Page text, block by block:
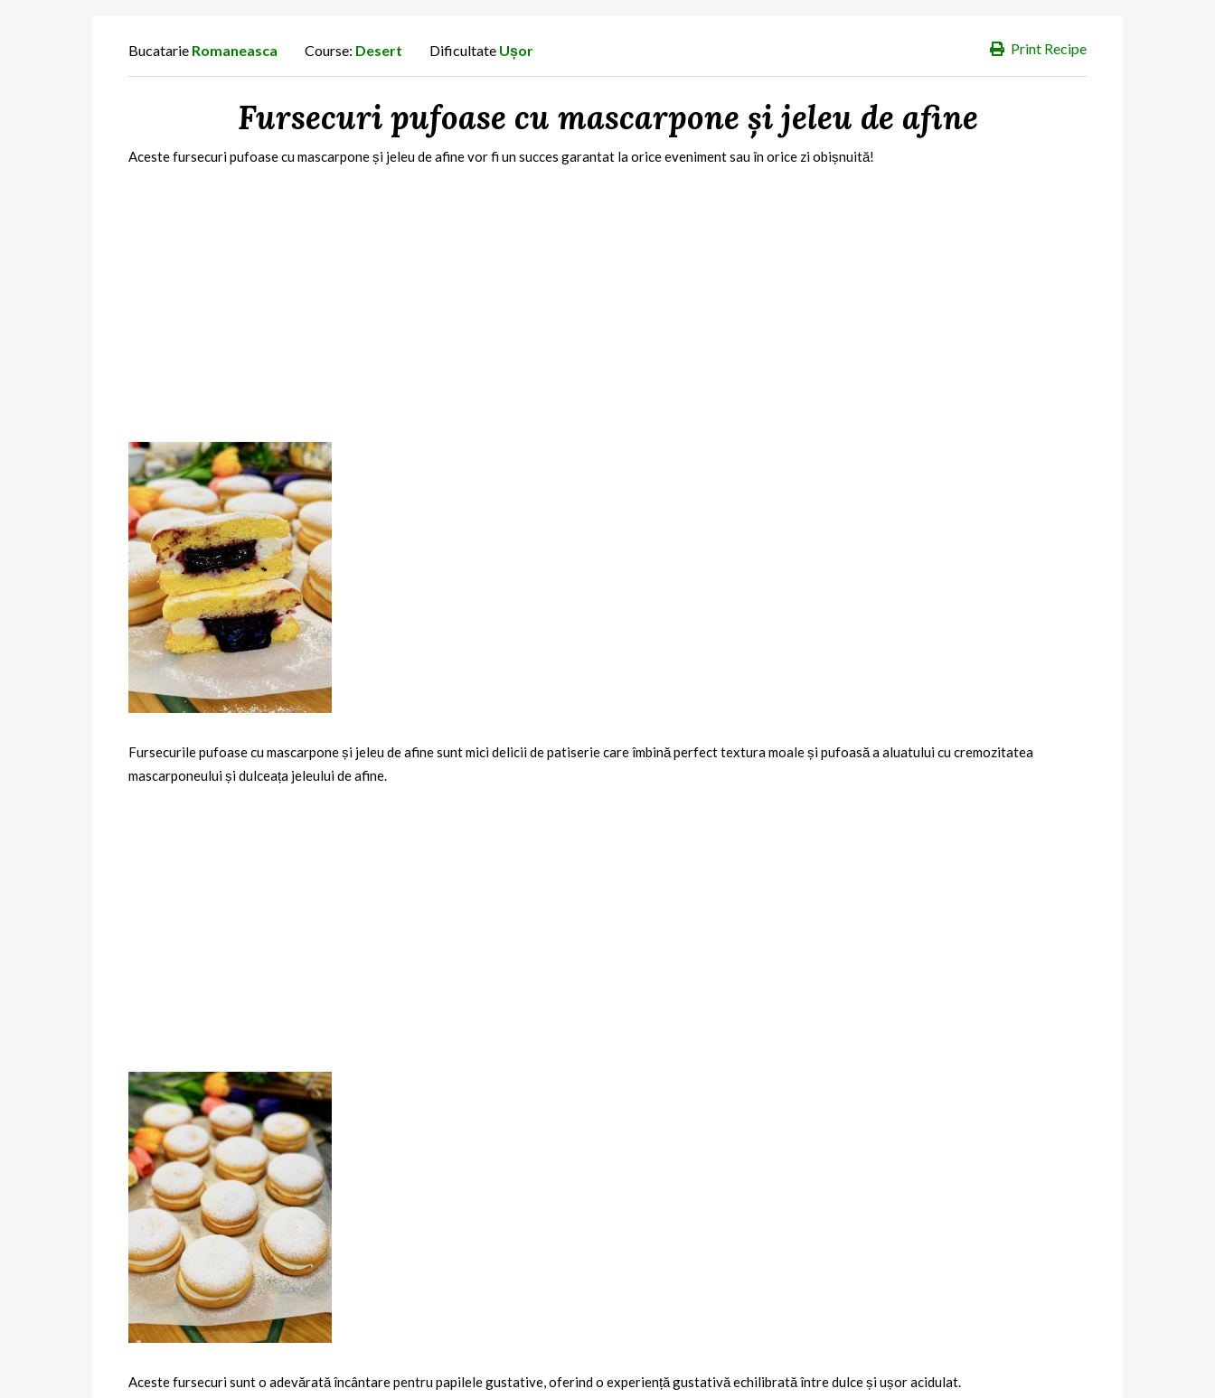
Print Recipe
Bucatarie Romaneasca Course: Desert Dificultate Ușor
Fursecuri pufoase cu mascarpone și jeleu de afine
Aceste fursecuri pufoase cu mascarpone și jeleu de afine vor fi un succes garantat la orice eveniment sau în orice zi obișnuită!
Fursecurile pufoase cu mascarpone și jeleu de afine sunt mici delicii de patiserie care îmbină perfect textura moale și pufoasă a aluatului cu cremozitatea
mascarponeului și dulceața jeleului de afine.
Aceste fursecuri sunt o adevărată încântare pentru papilele gustative, oferind o experiență gustativă echilibrată între dulce și ușor acidulat.